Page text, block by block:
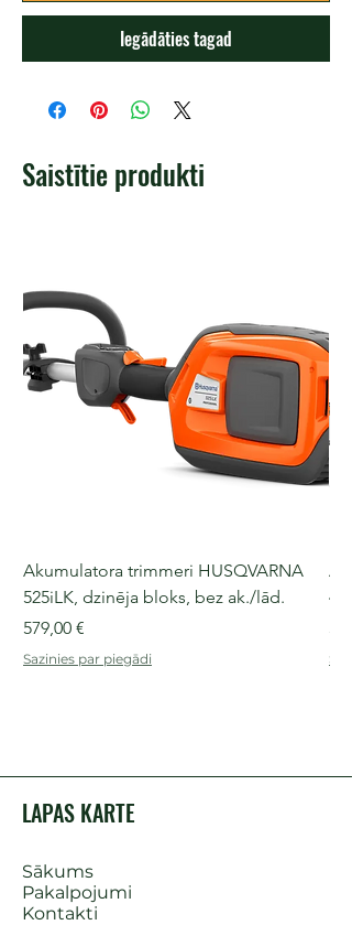
Iegādāties tagad
Saistītie produkti
Akumulatora trimmeri HUSQVARNA
525iLK, dzinēja bloks, bez ak./lād.
Cena
579,00 €
Sazinies par piegādi
LAPAS KARTE
Sākums
Pakalpojumi
Kontakti